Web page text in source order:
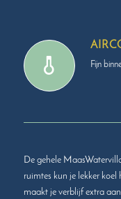
Fijn
De gehele
ruimtes kun je lekker
maakt je verblijf extra